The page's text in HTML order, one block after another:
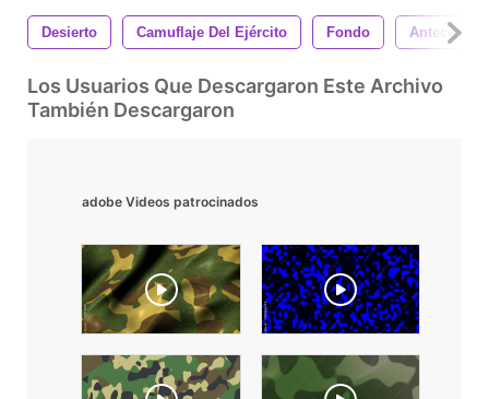
Desierto Camuflaje Del Ejército Fondo
Los Usuarios Que Descargaron Este Archivo
También Descargaron
adobe Videos patrocinados